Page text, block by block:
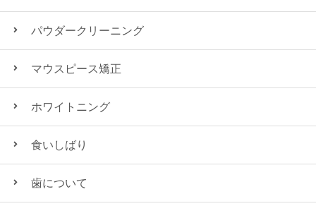
パウダークリーニング
マウスピース矯正
ホワイトニング
食いしばり
歯について